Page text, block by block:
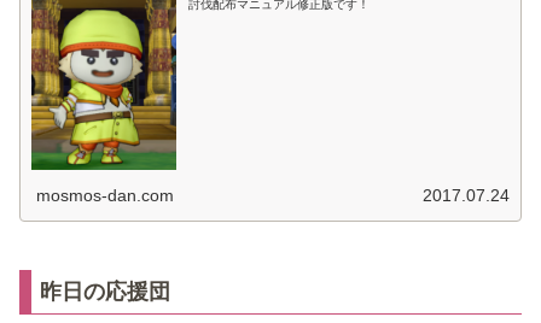
討伐配布マニュアル修正版です！
mosmos-dan.com 2017.07.24
昨日の応援団